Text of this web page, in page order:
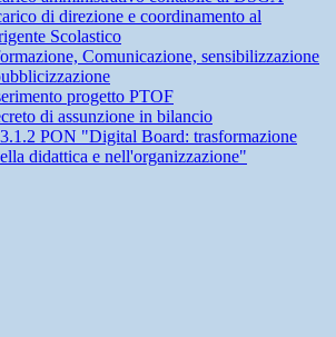
di direzione e coordinamento al
Scolastico
Comunicazione, sensibilizzazione
progetto PTOF
di assunzione in bilancio
PON "Digital Board: trasformazione
didattica e nell'organizzazione"